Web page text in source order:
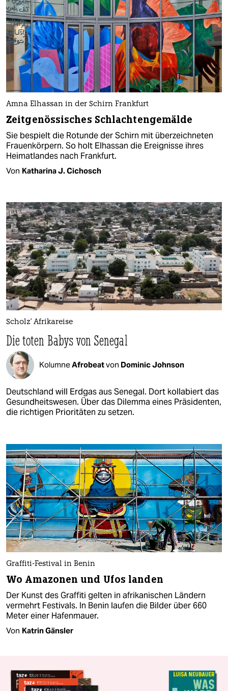
Amna Elhassan in der Schirn Frankfurt
Zeitgenössisches Schlachtengemälde
Sie bespielt die Rotunde der Schirn mit überzeichneten
Frauenkörpern. So holt Elhassan die Ereignisse ihres
Heimatlandes nach Frankfurt.
Von Katharina J. Cichosch
Scholz' Afrikareise
Die toten Babys von Senegal
KolumneAfrobeatvon Dominic Johnson
Deutschland will Erdgas aus Senegal. Dort kollabiert das
Gesundheitswesen. Über das Dilemma eines Präsidenten,
die richtigen Prioritäten zu setzen.
Graffiti-Festival in Benin
Wo Amazonen und Ufos landen
Der Kunst des Graffiti gelten in afrikanischen Ländern
vermehrt Festivals. In Benin laufen die Bilder über 660
Meter einer Hafenmauer.
Von Katrin Gänsler